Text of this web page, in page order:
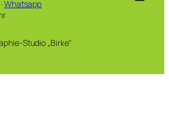
· Whatsapp
Studio „Birke“